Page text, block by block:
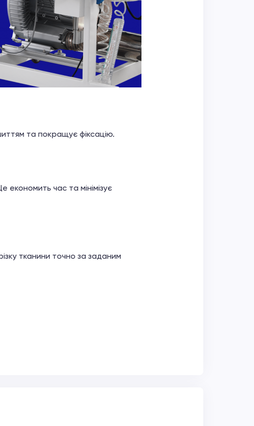
та покращує фіксацію.
економить час та мінімізує
тканини точно за заданим